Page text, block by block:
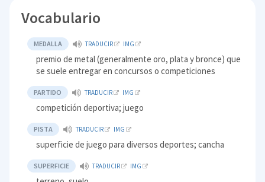
Vocabulario
MEDALLA TRADUCIR IMG
premio de metal (generalmente oro, plata y bronce) que
se suele entregar en concursos o competiciones
PARTIDO TRADUCIR IMG
competición deportiva; juego
PISTA TRADUCIR IMG
superficie de juego para diversos deportes; cancha
SUPERFICIE TRADUCIR IMG